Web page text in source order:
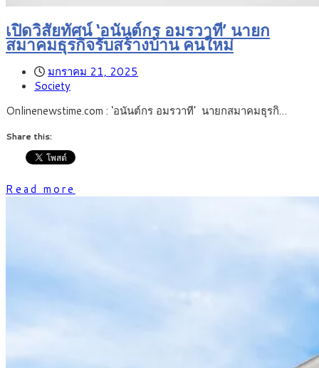
เปิดวิสัยทัศน์ ‘อนันต์กร อมรวาที’ นายก
สมาคมธุรกิจรับสร้างบ้าน คนใหม่
มกราคม 21, 2025
Society
Onlinenewstime.com : ‘อนันต์กร อมรวาที’ นายกสมาคมธุรกิ…
Share this:
Read more